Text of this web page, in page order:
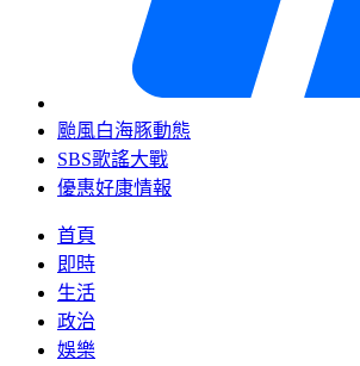
颱風白海豚動態
SBS歌謠大戰
優惠好康情報
首頁
即時
生活
政治
娛樂